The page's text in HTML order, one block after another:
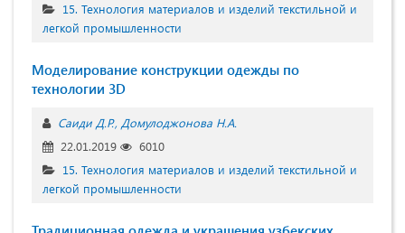
15. Технология материалов и изделий текстильной и
легкой промышленности
Моделирование конструкции одежды по
технологии 3D
Саиди Д.Р. Домулоджонова Н.А.
22.01.2019
6010
15. Технология материалов и изделий текстильной и
легкой промышленности